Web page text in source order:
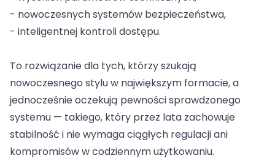
- nowoczesnych systemów bezpieczeństwa,
- inteligentnej kontroli dostępu.
To rozwiązanie dla tych, którzy szukają
nowoczesnego stylu w największym formacie, a
jednocześnie oczekują pewności sprawdzonego
systemu — takiego, który przez lata zachowuje
stabilność i nie wymaga ciągłych regulacji ani
kompromisów w codziennym użytkowaniu.